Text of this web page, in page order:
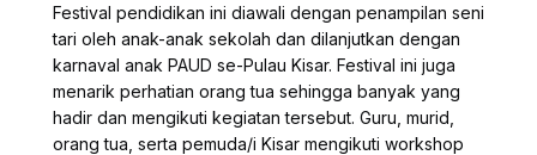
Festival pendidikan ini diawali dengan penampilan seni
tari oleh anak-anak sekolah dan dilanjutkan dengan
karnaval anak PAUD se-Pulau Kisar. Festival ini juga
menarik perhatian orang tua sehingga banyak yang
hadir dan mengikuti kegiatan tersebut. Guru, murid,
orang tua, serta pemuda/i Kisar mengikuti workshop